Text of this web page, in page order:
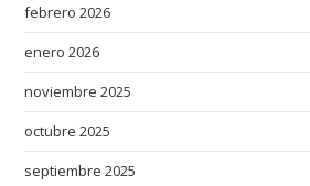
febrero 2026
enero 2026
noviembre 2025
octubre 2025
septiembre 2025